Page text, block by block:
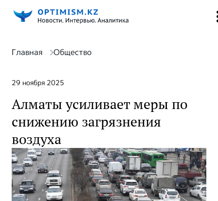
Главная Общество
29 ноября 2025
Алматы усиливает меры по
снижению загрязнения
воздуха